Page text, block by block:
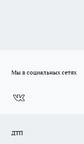
Мы в социальных сетях
ДТП